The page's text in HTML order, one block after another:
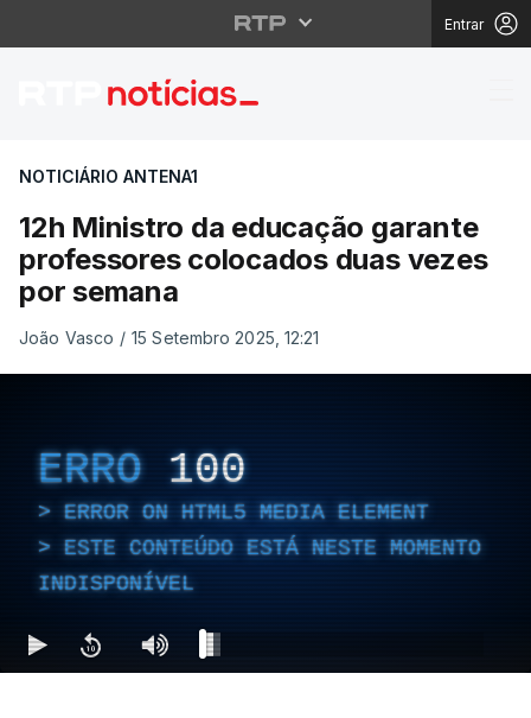
Entrar
12h Ministro da
NOTICIÁRIO ANTENA1
12h Ministro da educação garante
professores colocados duas vezes
por semana
João Vasco / 15 Setembro 2025, 12:21
ERRO 100
ERROR ON HTML5 MEDIA ELEMENT
ESTE CONTEÚDO ESTÁ NESTE MOMENTO
INDISPONÍVEL